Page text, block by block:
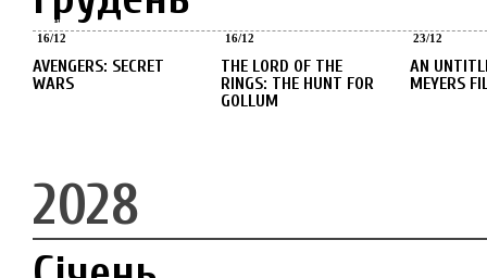
Грудень
16/12
AVENGERS: SECRET
WARS
16/12
THE LORD OF THE
RINGS: THE HUNT FOR
GOLLUM
23/12
AN UNTITLED NANCY
MEYERS
2028